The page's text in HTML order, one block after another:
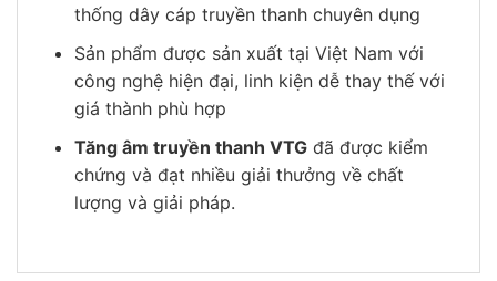
thống dây cáp truyền thanh chuyên dụng
Sản phẩm được sản xuất tại Việt Nam với
công nghệ hiện đại, linh kiện dễ thay thế với
giá thành phù hợp
Tăng âm truyền thanh VTGđã được kiểm
chứng và đạt nhiều giải thưởng về chất
lượng và giải pháp.